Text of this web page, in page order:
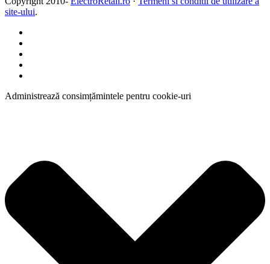
site-ului.
Administrează consimțămintele pentru cookie-uri